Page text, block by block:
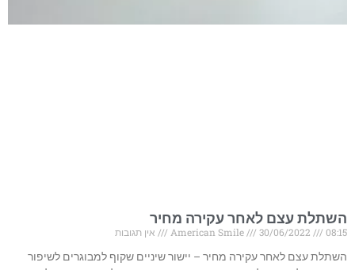
השתלת עצם לאחר עקירה מחיר
American Smile 30/06/2022 08:15
אין תגובות
השתלת עצם לאחר עקירה מחיר – יישור שיניים שקוף למבוגרים לשיפור